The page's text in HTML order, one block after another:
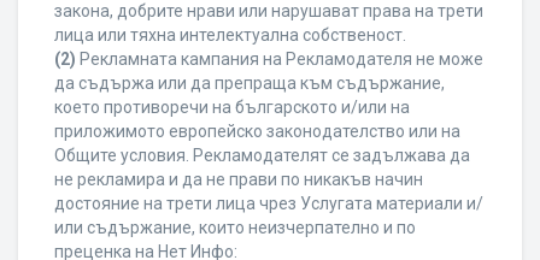
закона, добрите нрави или нарушават права на трети
лица или тяхна интелектуална собственост.
(2) Рекламната кампания на Рекламодателя не може
да съдържа или да препраща към съдържание,
което противоречи на българското и/или на
приложимото европейско законодателство или на
Общите условия. Рекламодателят се задължава да
не рекламира и да не прави по никакъв начин
достояние на трети лица чрез Услугата материали и/
или съдържание, които неизчерпателно и по
преценка на Нет Инфо: